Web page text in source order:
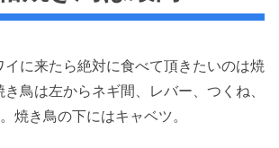
イに来たら絶対に食べて頂きたいのは焼
鳥は左からネギ間、レバー、つくね、
焼き鳥の下にはキャベツ。